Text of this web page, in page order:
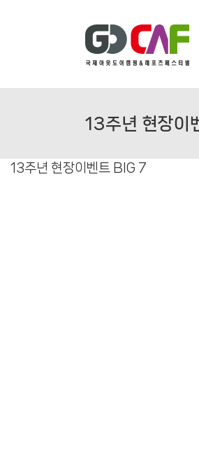
13주년 현장이
13주년 현장이벤트 BIG 7